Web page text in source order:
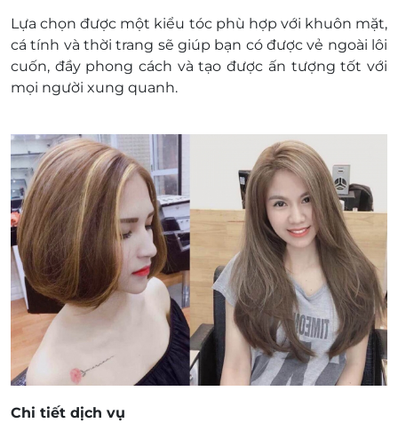
khuyến mại khác
Giá chưa bao gồm VAT. Khách hàng muốn lấy
hóa đơn vui lòng liên hệ NCC.
Lựa chọn được một kiểu tóc phù hợp với khuôn mặt,
cá tính và thời trang sẽ giúp bạn có được vẻ ngoài lôi
cuốn, đầy phong cách và tạo được ấn tượng tốt với
mọi người xung quanh.
Chi tiết dịch vụ